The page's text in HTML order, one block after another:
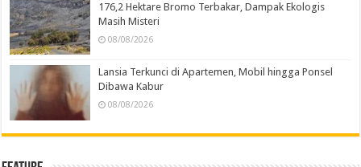
176,2 Hektare Bromo Terbakar, Dampak Ekologis
Masih Misteri
08/08/2026
Lansia Terkunci di Apartemen, Mobil hingga Ponsel
Dibawa Kabur
08/08/2026